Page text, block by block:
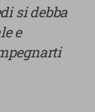
si debba
e